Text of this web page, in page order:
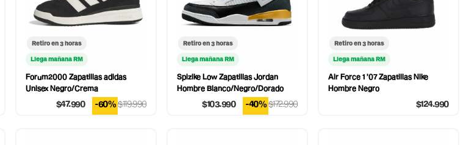
Retiro en 3 horas
Llega mañana RM
Forum2000 Zapatillas adidas
Unisex Negro/Crema
$119.990
$47.990 -60%
Retiro en 3 horas
Llega mañana RM
Spizike Low Zapatillas Jordan
Hombre Blanco/Negro/Dorado
$172.990
$103.990 -40%
Retiro en 3 horas
Llega mañana RM
Air Force 1 '07 Zapatillas Nike
Hombre Negro
$124.990